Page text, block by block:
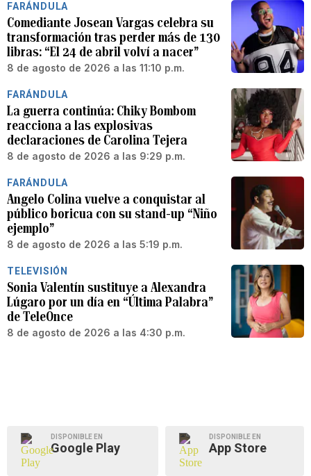
FARÁNDULA
Comediante Josean Vargas celebra su
transformación tras perder más de 130
libras: “El 24 de abril volví a nacer”
8 de agosto de 2026 a las 11:10 p.m.
FARÁNDULA
La guerra continúa: Chiky Bombom
reacciona a las explosivas
declaraciones de Carolina Tejera
8 de agosto de 2026 a las 9:29 p.m.
FARÁNDULA
Angelo Colina vuelve a conquistar al
público boricua con su stand-up “Niño
ejemplo”
8 de agosto de 2026 a las 5:19 p.m.
TELEVISIÓN
Sonia Valentín sustituye a Alexandra
Lúgaro por un día en “Última Palabra”
de TeleOnce
8 de agosto de 2026 a las 4:30 p.m.
DISPONIBLE EN
Google Play
DISPONIBLE EN
App Store